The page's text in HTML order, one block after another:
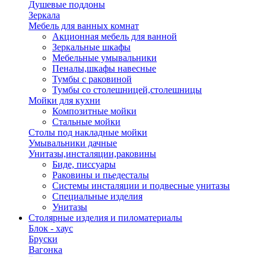
Душевые поддоны
Зеркала
Мебель для ванных комнат
Акционная мебель для ванной
Зеркальные шкафы
Мебельные умывальники
Пеналы,шкафы навесные
Тумбы с раковиной
Тумбы со столешницей,столешницы
Мойки для кухни
Композитные мойки
Стальные мойки
Столы под накладные мойки
Умывальники дачные
Унитазы,инсталяции,раковины
Биде, писсуары
Раковины и пьедесталы
Системы инсталяции и подвесные унитазы
Специальные изделия
Унитазы
Столярные изделия и пиломатериалы
Блок - хаус
Бруски
Вагонка